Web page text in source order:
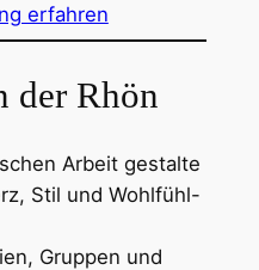
erfahren
der Rhön
Arbeit gestalte
Stil und Wohlfühl-
Gruppen und